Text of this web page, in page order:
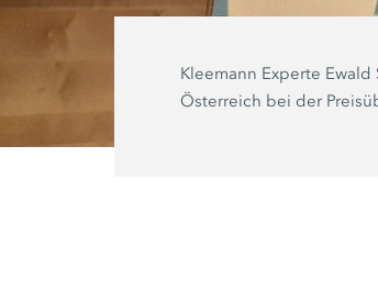
Kleemann Experte
Österreich bei der